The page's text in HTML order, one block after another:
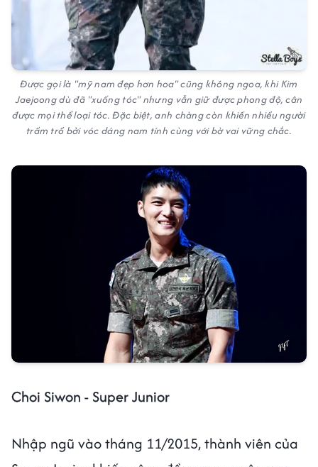
Được gọi là "mỹ nam đẹp hơn hoa" cũng không ngoa, khi Kim
Jaejoong dù đã "xuống tóc" nhưng vẫn giữ được phong độ, cân
được mọi thể loại tóc. Đặc biệt, anh chàng còn khiến nhiều người
trầm trồ bởi vóc dáng nam tính cùng với bờ vai vững chắc.
Choi Siwon - Super Junior
Nhập ngũ vào tháng 11/2015, thành viên của